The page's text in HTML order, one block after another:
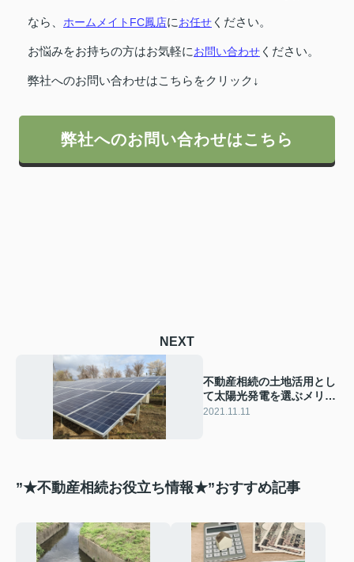
なら、 ホームメイトFC鳳店にお任せ ください。
お悩みをお持ちの方はお気軽にお問い合わせ ください。
弊社へのお問い合わせはこちらをクリック↓
弊社へのお問い合わせはこちら
NEXT
不動産相続の土地活用とし
て太陽光発電を選ぶメリッ
トとデメリットとは
2021.11.11
”★不動産相続お役立ち情報★”おすすめ記事